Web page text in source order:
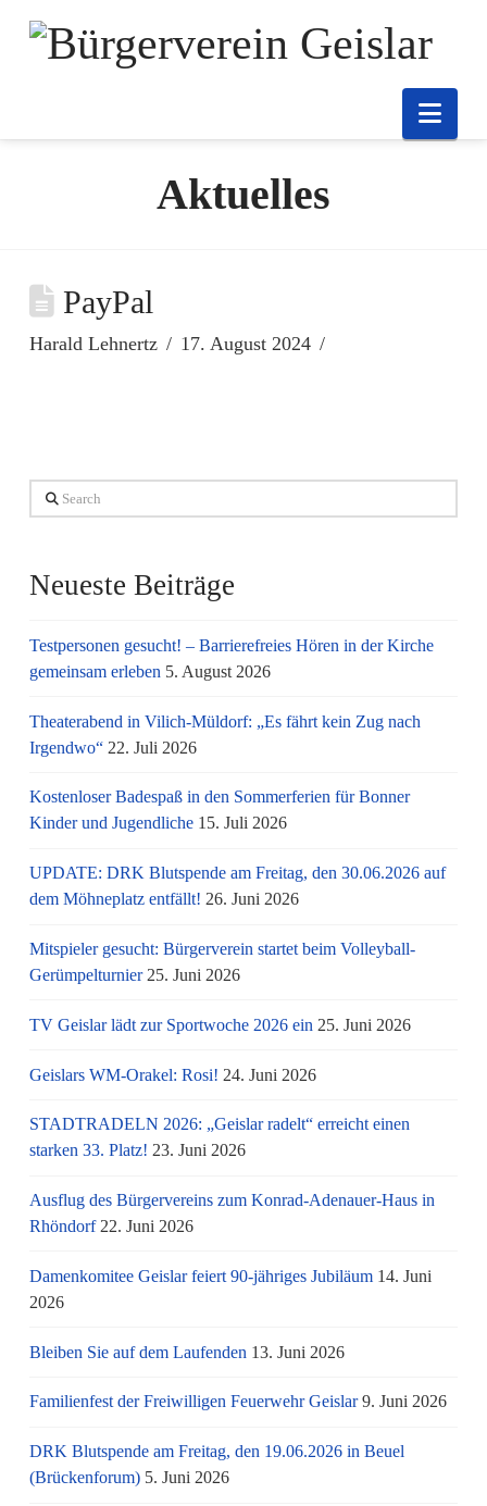
Aktuelles
PayPal
Harald Lehnertz 17. August 2024
Search
Neueste Beiträge
Testpersonen gesucht! – Barrierefreies Hören in der Kirche
gemeinsam erleben 5. August 2026
Theaterabend in Vilich-Müldorf: „Es fährt kein Zug nach
Irgendwo“ 22. Juli 2026
Kostenloser Badespaß in den Sommerferien für Bonner
Kinder und Jugendliche 15. Juli 2026
UPDATE: DRK Blutspende am Freitag, den 30.06.2026 auf
dem Möhneplatz entfällt! 26. Juni 2026
Mitspieler gesucht: Bürgerverein startet beim Volleyball-
Gerümpelturnier 25. Juni 2026
TV Geislar lädt zur Sportwoche 2026 ein 25. Juni 2026
Geislars WM-Orakel: Rosi! 24. Juni 2026
STADTRADELN 2026: „Geislar radelt“ erreicht einen
starken 33. Platz! 23. Juni 2026
Ausflug des Bürgervereins zum Konrad-Adenauer-Haus in
Rhöndorf 22. Juni 2026
Damenkomitee Geislar feiert 90-jähriges Jubiläum 14. Juni
2026
Bleiben Sie auf dem Laufenden 13. Juni 2026
Familienfest der Freiwilligen Feuerwehr Geislar 9. Juni 2026
DRK Blutspende am Freitag, den 19.06.2026 in Beuel
(Brückenforum) 5. Juni 2026